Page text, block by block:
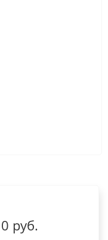
0 руб.